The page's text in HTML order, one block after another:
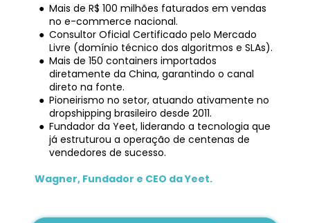
Mais de R$ 100 milhões faturados em vendas
no e-commerce nacional.
Consultor Oficial Certificado pelo Mercado
Livre (domínio técnico dos algoritmos e SLAs).
Mais de 150 containers importados
diretamente da China, garantindo o canal
direto na fonte.
Pioneirismo no setor, atuando ativamente no
dropshipping brasileiro desde 2011.
Fundador da Yeet, liderando a tecnologia que
já estruturou a operação de centenas de
vendedores de sucesso.
Wagner, Fundador e CEO da Yeet.